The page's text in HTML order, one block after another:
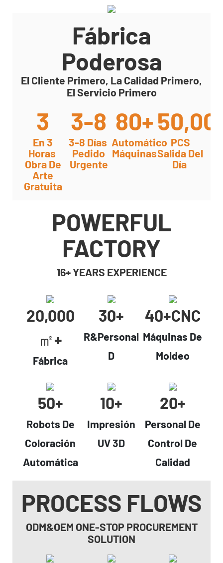
Fábrica
Poderosa
El Cliente Primero, La Calidad Primero,
El Servicio Primero
3
En 3
Horas
Obra De
Arte
Gratuita
3-8
3-8 Días
Pedido
Urgente
80+
Automático
Máquinas
PCS
Salida Del
Día
POWERFUL
FACTORY
16+ YEARS EXPERIENCE
20,000
㎡+
Fábrica
30+
R&Personal
D
40+cNC
Máquinas De
Moldeo
50+
Robots De
Coloración
Automática
10+
Impresión
UV 3D
20+
Personal De
Control De
Calidad
PROCESS FLOWS
ODM&OEM ONE-STOP PROCUREMENT
SOLUTION